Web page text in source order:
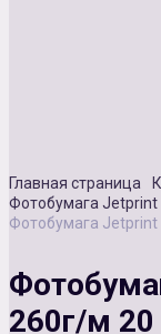
Главная страница
Фотобумага Jetprint
Фотобумага Jetprint
260г/м